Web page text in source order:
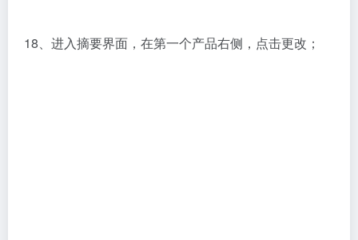
18、进入摘要界面，在第一个产品右侧，点击更改；